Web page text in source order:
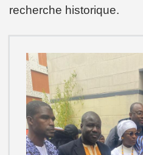
recherche historique.